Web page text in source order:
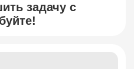
задачу с